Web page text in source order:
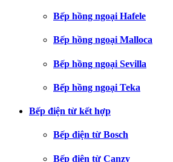
Bếp hồng ngoại Hafele
Bếp hồng ngoại Malloca
Bếp hồng ngoại Sevilla
Bếp hồng ngoại Teka
Bếp điện từ kết hợp
Bếp điện từ Bosch
Bếp điện từ Canzy